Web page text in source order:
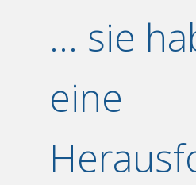
... sie
eine